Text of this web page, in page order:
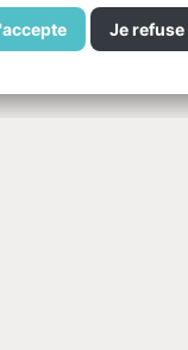
Je refuse